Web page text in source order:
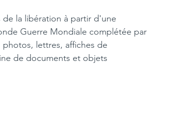
de la libération à partir d'une
Guerre Mondiale complétée par
lettres, affiches de
de documents et objets